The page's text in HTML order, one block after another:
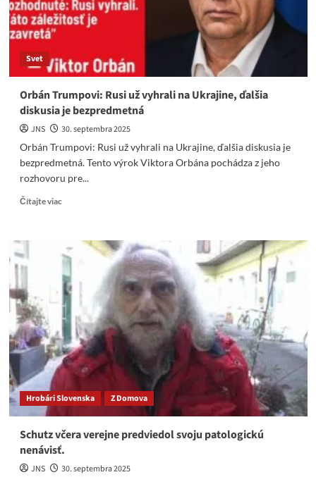
“perlách“
ani
nehovorím
Svet
Orbán Trumpovi: Rusi už vyhrali na Ukrajine, ďalšia
diskusia je bezpredmetná
JNS
30. septembra 2025
Orbán Trumpovi: Rusi už vyhrali na Ukrajine, ďalšia diskusia je
bezpredmetná. Tento výrok Viktora Orbána pochádza z jeho
rozhovoru pre...
Čítajte viacRead
Orbán
Trumpovi:
Rusi
už
vyhrali
na
Ukrajine,
ďalšia
diskusia
je
bezpredmetná
Hrobári Slovenska Z Domova
Schutz včera verejne predviedol svoju patologickú
nenávisť.
JNS
30. septembra 2025